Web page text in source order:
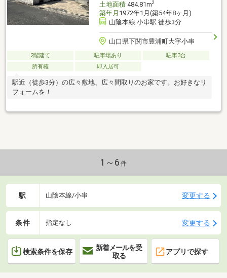
土地面積484.81m2
築年月 1972年1月(築54年8ヶ月)
山陰本線 小串駅 徒歩3分
山口県下関市豊浦町大字小串
2階建て 駐車場あり
駐車3台
所有権
即入居可
駅近（徒歩3分）の広々敷地、広々間取りのお家です。お好きなリ
フォームを！
1～6 件
駅 山陰本線/小串 変更する
条件 指定なし 変更する
検索条件を保存
新着メールを受
取る
アプリで探す